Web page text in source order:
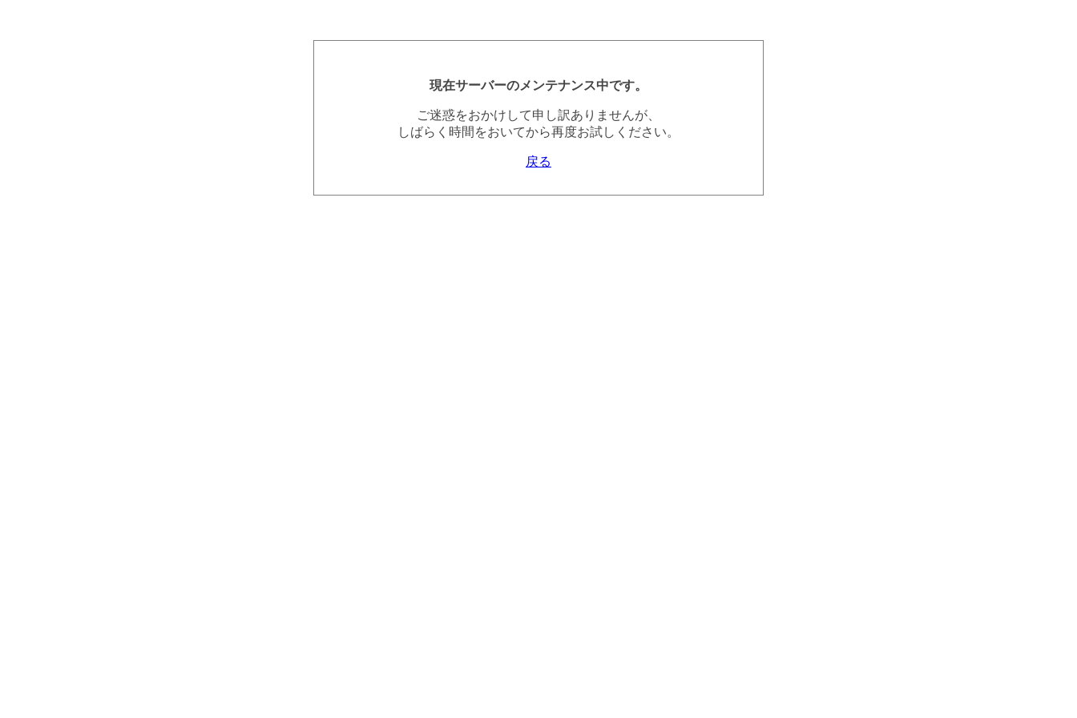
現在サーバーのメンテナンス中です。
ご迷惑をおかけして申し訳ありませんが、
しばらく時間をおいてから再度お試しください。
戻る